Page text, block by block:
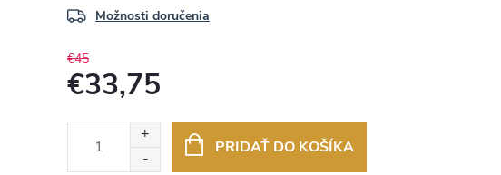
Možnosti doručenia
€45
€33,75
PRIDAŤ DO KOŠÍKA